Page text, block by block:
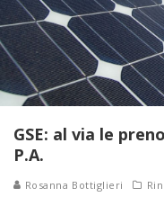
GSE: al via le
P.A.
Rosanna Bottiglieri